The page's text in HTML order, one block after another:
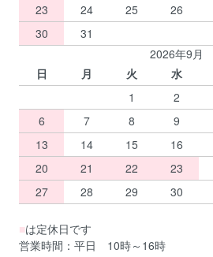
23
24 25 26
30
31
2026年9月
日
月 火 水
1
2
6
7 8 9
13
14 15 16
20
21 22 23
27
28 29 30
■は定休日です
営業時間：平日 10時～16時